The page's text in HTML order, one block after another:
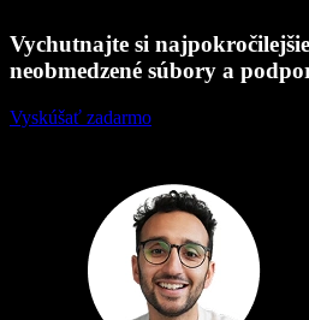
Vychutnajte si
neobmedzené súbory a
Vyskúšať zadarmo